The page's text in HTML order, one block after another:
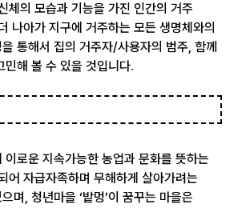
체의 모습과 기능을 가진 인간의 거주
나아가 지구에 거주하는 모든 생명체와의
통해서 집의 거주자/사용자의 범주, 함께
민해 볼 수 있을 것입니다.
이로운 지속가능한 농업과 문화를 뜻하는
어 자급자족하며 무해하게 살아가려는
며, 청년마을 ‘밭멍’이 꿈꾸는 마을은